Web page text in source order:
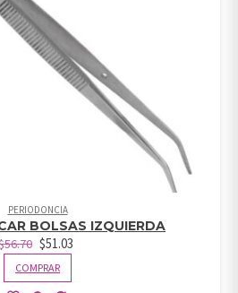
PERIODONCIA
BOLSAS IZQUIERDA
56.70 $51.03
COMPRAR